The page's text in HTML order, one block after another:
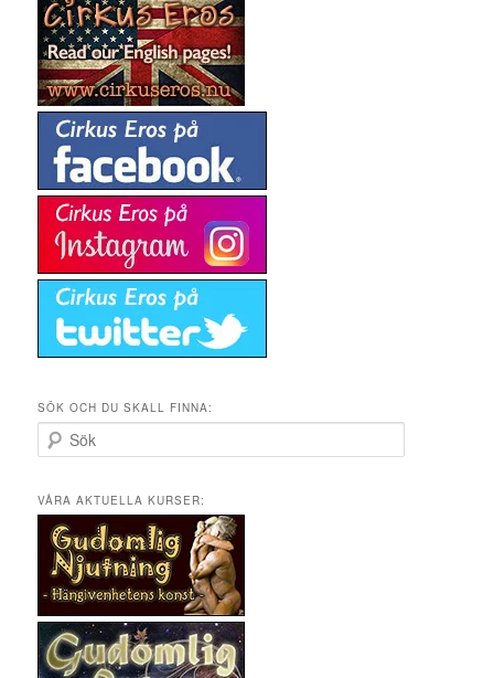
SÖK OCH DU SKALL FINNA:
ö
VÅRA AKTUELLA KURSER: